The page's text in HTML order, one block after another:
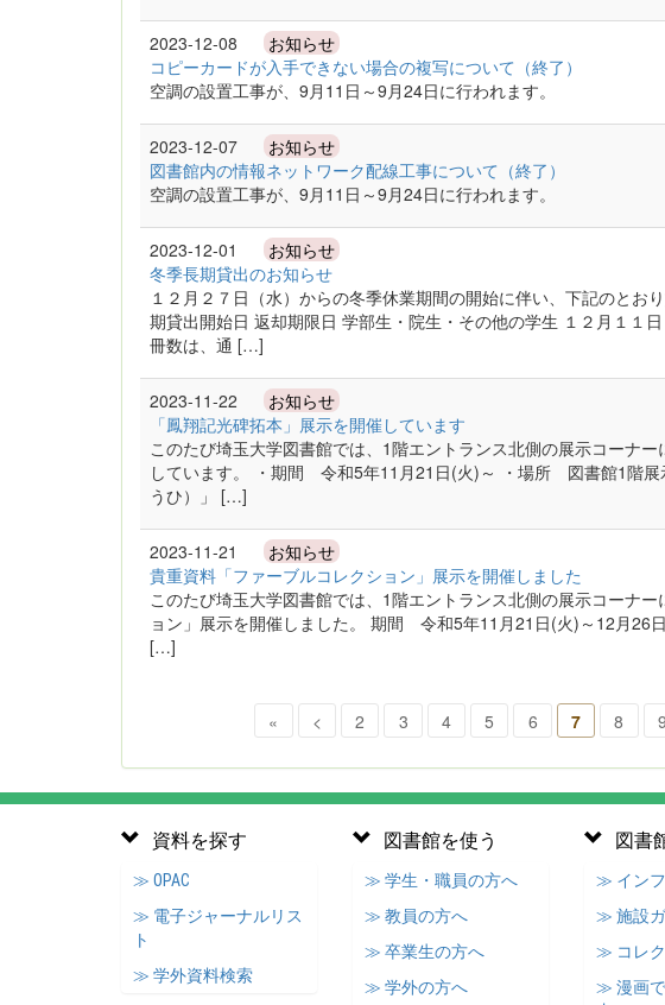
2023-12-08 お知らせ
コピーカードが入手できない場合の複写について（終了）
空調の設置工事が、9月11日～9月24日に行われます。
2023-12-07 お知らせ
図書館内の情報ネットワーク配線工事について（終了）
空調の設置工事が、9月11日～9月24日に行われます。
2023-12-01 お知らせ
冬季長期貸出のお知らせ
１２月２７日（水）からの冬季休業期間の開始に伴い、下記のとお
期貸出開始日 返却期限日 学部生・院生・その他の学生 １２月１１
冊数は、通 […]
2023-11-22 お知らせ
「鳳翔記光碑拓本」展示を開催しています
このたび埼玉大学図書館では、1階エントランス北側の展示コーナ
しています。 ・期間 令和5年11月21日(火)～ ・場所 図書館1階展
うひ）」 […]
2023-11-21 お知らせ
貴重資料「ファーブルコレクション」展示を開催しました
このたび埼玉大学図書館では、1階エントランス北側の展示コーナ
ョン」展示を開催しました。 期間 令和5年11月21日(火)～12月
[…]
« < 2 3 4 5 6 7 8 9
資料を探す
≫ OPAC
≫ 電子ジャーナルリス
ト
≫ 学外資料検索
図書館を使う
≫ 学生・職員の方へ
≫ 教員の方へ
≫ 卒業生の方へ
≫ 学外の方へ
図書
≫ イン
≫ 施設
≫ コレ
≫ 漫画